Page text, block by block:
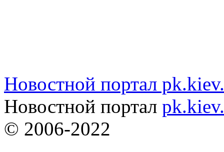
Новостной портал
Новостной портал
© 2006-2022